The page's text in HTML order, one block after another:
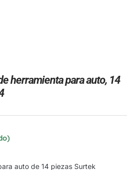
herramienta para auto, 14
auto de 14 piezas Surtek